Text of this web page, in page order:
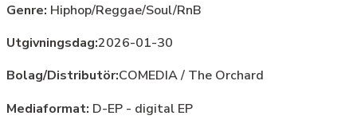
Genre: Hiphop/Reggae/Soul/RnB
Utgivningsdag:2026-01-30
Bolag/Distributör:COMEDIA / The Orchard
Mediaformat: D-EP - digital EP